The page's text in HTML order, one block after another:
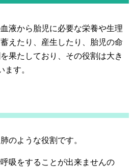
液から胎児に必要な栄養や生理
えたり、産生したり、胎児の命
果たしており、その役割は大き
ます。
のような役割です。
吸をすることが出来ませんの